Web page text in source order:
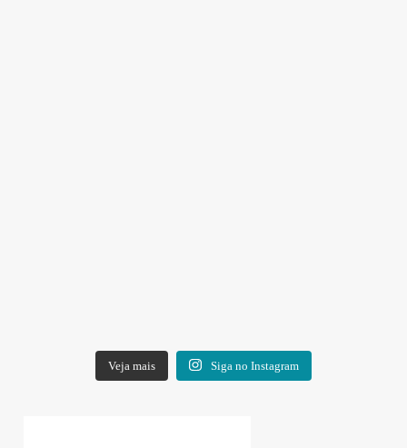
Veja mais Siga no Instagram